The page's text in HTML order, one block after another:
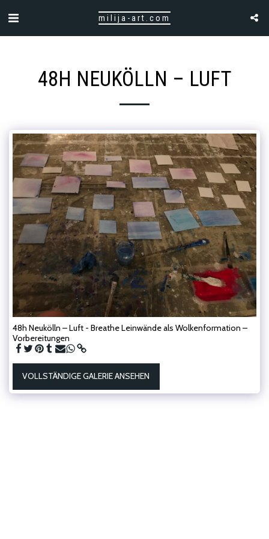
milija-art.com
48H NEUKÖLLN – LUFT
48h Neukölln – Luft - Breathe Leinwände als Wolkenformation –
Vorbereitungen
VOLLSTÄNDIGE GALERIE ANSEHEN